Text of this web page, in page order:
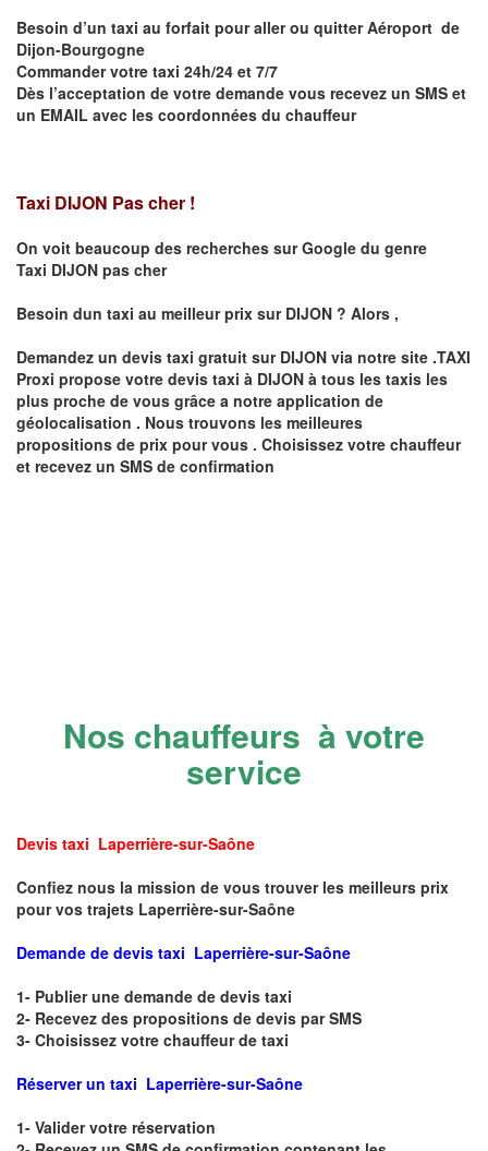
Besoin d’un taxi au forfait pour aller ou quitter Aéroport de
Dijon-Bourgogne
Commander votre taxi 24h/24 et 7/7
Dès l’acceptation de votre demande vous recevez un SMS et
un EMAIL avec les coordonnées du chauffeur
Taxi DIJON Pas cher !
On voit beaucoup des recherches sur Google du genre
Taxi DIJON pas cher
Besoin dun taxi au meilleur prix sur DIJON ? Alors ,
Demandez un devis taxi gratuit sur DIJON via notre site .TAXI
Proxi propose votre devis taxi à DIJON à tous les taxis les
plus proche de vous grâce a notre application de
géolocalisation . Nous trouvons les meilleures
propositions de prix pour vous . Choisissez votre chauffeur
et recevez un SMS de confirmation
Nos chauffeurs à votre
service
Devis taxi Laperrière-sur-Saône
Confiez nous la mission de vous trouver les meilleurs prix
pour vos trajets Laperrière-sur-Saône
Demande de devis taxi Laperrière-sur-Saône
1- Publier une demande de devis taxi
2- Recevez des propositions de devis par SMS
3- Choisissez votre chauffeur de taxi
Réserver un taxi Laperrière-sur-Saône
1- Valider votre réservation